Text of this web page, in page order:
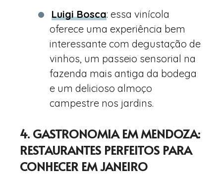
Luigi Bosca: essa vinícola
oferece uma experiência bem
interessante com degustação de
vinhos, um passeio sensorial na
fazenda mais antiga da bodega
e um delicioso almoço
campestre nos jardins.
4. GASTRONOMIA EM MENDOZA:
RESTAURANTES PERFEITOS PARA
CONHECER EM JANEIRO